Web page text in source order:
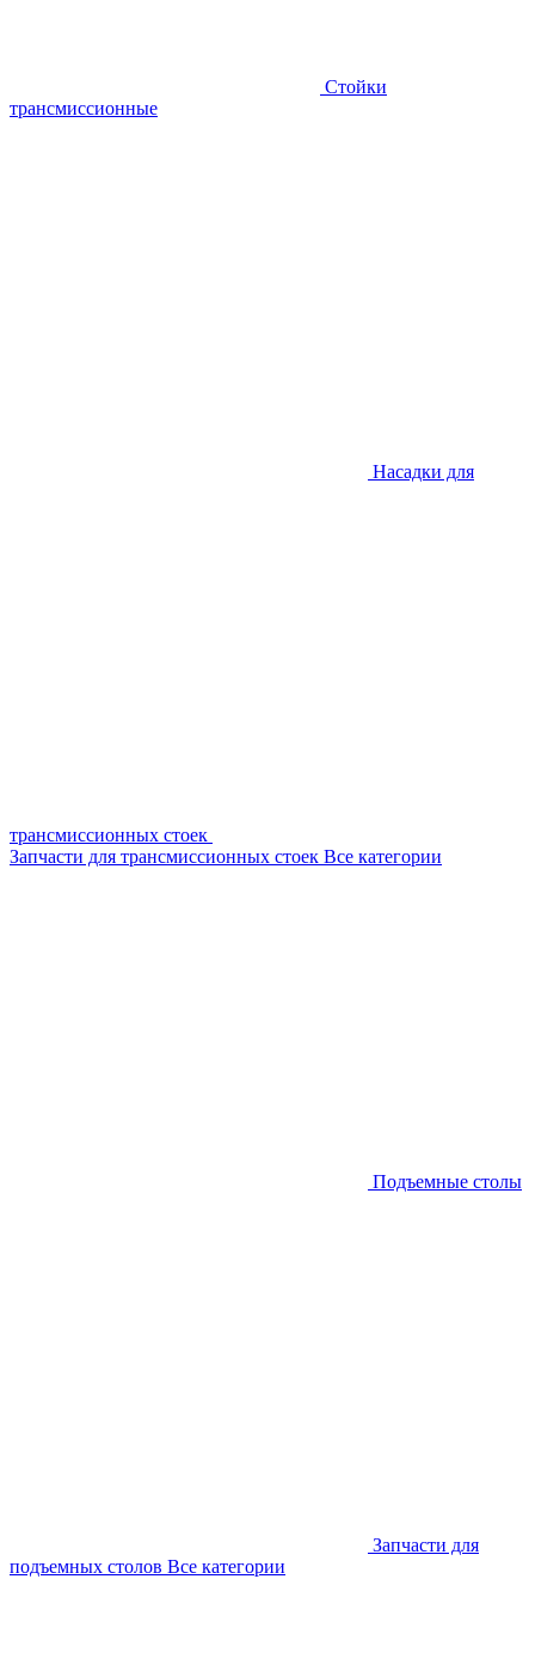
Стойки
трансмиссионные
Насадки для
трансмиссионных стоек
Запчасти для трансмиссионных стоек Все категории
Подъемные столы
Запчасти для
подъемных столов Все категории